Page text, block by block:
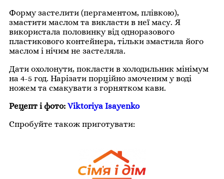
Форму застелити (пергаментом, плівкою),
змастити маслом та викласти в неї масу. Я
використала половинку від одноразового
пластикового контейнера, тільки змастила його
маслом і нічим не застеляла.
Дати охолонути, покласти в холодильник мінімум
на 4-5 год. Нарізати порційно змоченим у воді
ножем та смакувати з горнятком кави.
Рецепт і фото: Viktoriya Isayenko
Спробуйте також приготувати: